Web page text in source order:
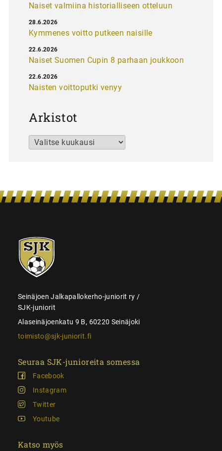
Naiset valmiina historialliseen otteluun
Kymmenes voitto putkeen naisille
28.6.2026
Naiset Suomen Cupin 8 parhaan joukkoon
22.6.2026
Naisten voittoputki venyy
22.6.2026
Arkistot
Arkistot
SJK-
juniorit
Seinäjoen Jalkapallokerho-juniorit ry /
SJK-juniorit
Alaseinäjoenkatu 9 B, 60220 Seinäjoki
toimisto@sjk-juniorit.fi
Seuraa SJK-junioreita somessa
Facebook
Instagram
Twitter
Youtube
Katso myös